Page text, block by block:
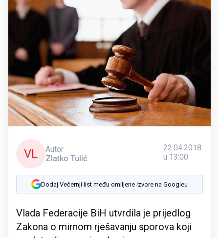
VL
Autor
Zlatko Tulić
22.04.2018.
u 13:00
Dodaj Večernji list među omiljene izvore na Googleu
Vlada Federacije BiH utvrdila je prijedlog
Zakona o mirnom rješavanju sporova koji